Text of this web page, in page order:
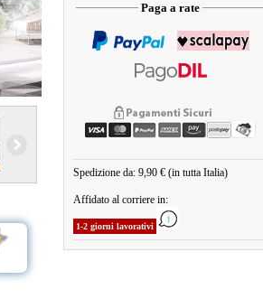
Paga a rate
Spedizione da: 9,90 € (in tutta Italia)
Affidato al corriere in:
1-2 giorni lavorativi